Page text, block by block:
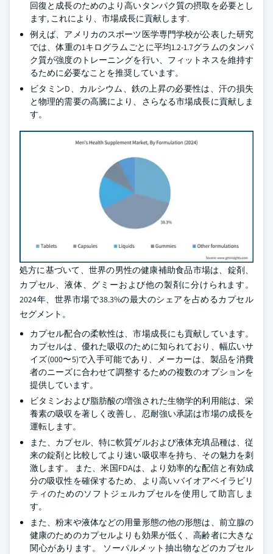
回復と成長のためのより高いタンパク質の摂取を必要とし
ます, これにより、市場成長に貢献します.
例えば、アメリカのスポーツ医学専門学校が公表した研究
では、体重の1キログラムごとに平均1.2-1.7グラムのタンパ
ク質が強度のトレーニングを行い、フィットネスを維持す
るために必要なことを推奨しています。
ビタミンD、カルシウム、鉄の上昇の必要性は、汗の損失
と物理的需要の高騰により、さらなる市場成長に貢献しま
す。
処方に基づいて、世界の男性の健康補助食品市場は、錠剤、
カプセル、液体、グミーおよび他の製剤に分けられます。
2024年、世界市場で38.3%の最大のシェアを占めるカプセル
セグメント。
カプセル配合の柔軟性は、市場成長にも貢献しています。
カプセルは、優れた吸収のために知られており、幅広いサ
イズ(000〜5)で入手可能であり、メーカーは、製品を消費
者のニーズに合わせて調整するための複数のオプションを
提供しています。
ビタミンおよび脂肪酸の増強された生物学的利用能は、栄
養素の吸収を著しく改善し、忍耐強い承諾は市場の成長を
運転します。
また、カプセル、特に軟質ゲルおよび液体充填品種は、従
来の錠剤と比較してより速い吸収率を持ち、その魅力を刺
激します。 また、米国FDAは、より効率的な配信と有効成
分の吸収性を確保するため、より高いバイオアベイラビリ
ティのためのソフトジェルカプセルを使用して助言しま
す。
また、粉末や液体などの用量形態の他の形態は、前立腺の
健康のためのカプセルよりも効果が低く、高齢者に大きな
関心があります。 ソーパルメット抽出物などのカプセル